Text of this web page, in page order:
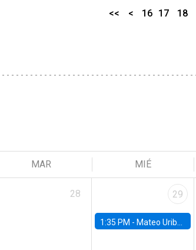
<< < 16 17 18
MAR MIÉ
28 29
1:35 PM - Mateo Uribe-Castro, Universidad de los Andes (Colombia)